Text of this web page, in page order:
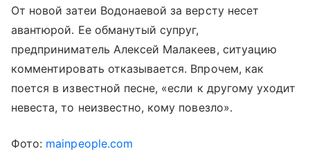
От новой затеи Водонаевой за версту несет
авантюрой. Ее обманутый супруг,
предприниматель Алексей Малакеев, ситуацию
комментировать отказывается. Впрочем, как
поется в известной песне, «если к другому уходит
невеста, то неизвестно, кому повезло».
Фото: mainpeople.com